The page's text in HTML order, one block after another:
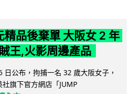
品後棄單 大阪女 2 年
王,火影周邊產品
日公布，拘捕一名 32 歲大阪女子，
旗下官方網店「JUMP